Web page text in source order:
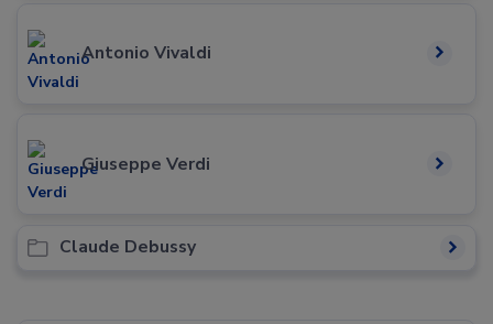
Antonio Vivaldi
Giuseppe Verdi
Claude Debussy